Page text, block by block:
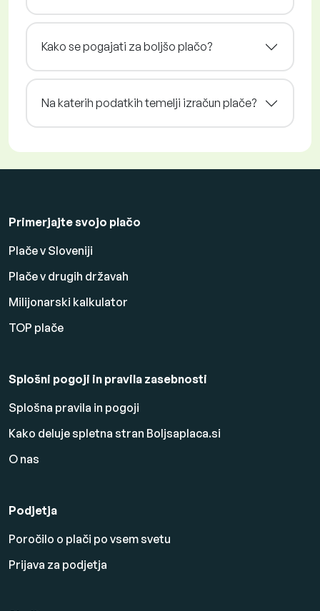
Kako se pogajati za boljšo plačo?
Na katerih podatkih temelji izračun plače?
Primerjajte svojo plačo
Plače v Sloveniji
Plače v drugih državah
Milijonarski kalkulator
TOP plače
Splošni pogoji in pravila zasebnosti
Splošna pravila in pogoji
Kako deluje spletna stran Boljsaplaca.si
O nas
Podjetja
Poročilo o plači po vsem svetu
Prijava za podjetja